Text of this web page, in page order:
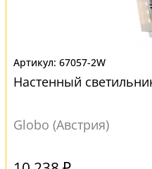
67057-2W
Настенный
Globo (Австрия)